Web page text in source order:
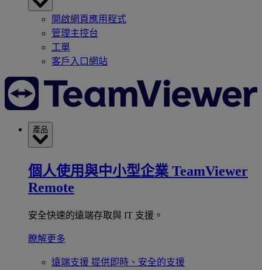
開啟網頁應用程式
管理主控台
工單
客戶入口網站
產品
個人使用與中小型企業 TeamViewer
Remote
安全快速的遠端存取與 IT 支援。
瞭解更多
遠端支援 提供即時、安全的支援